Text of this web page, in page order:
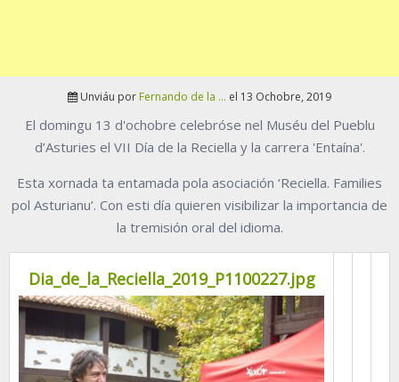
Unviáu por Fernando de la ... el 13 Ochobre, 2019
El domingu 13 d'ochobre celebróse nel Muséu del Pueblu
d’Asturies el VII Día de la Reciella y la carrera 'Entaína'.
Esta xornada ta entamada pola asociación ‘Reciella. Families
pol Asturianu’. Con esti día quieren visibilizar la importancia de
la tremisión oral del idioma.
Dia_de_la_Reciella_2019_P1100227.jpg